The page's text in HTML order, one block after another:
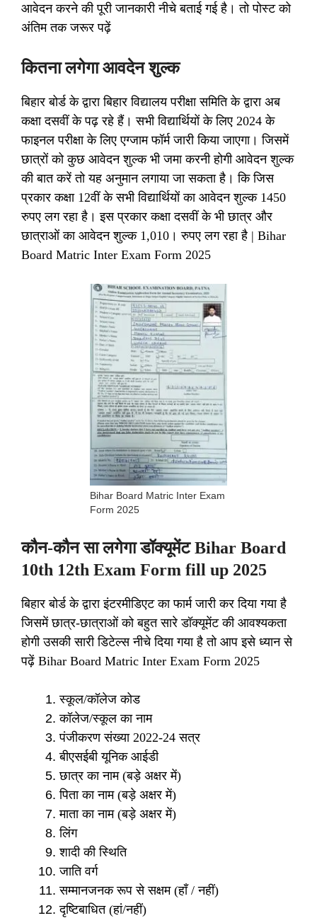
आवेदन करने की पूरी जानकारी नीचे बताई गई है। तो पोस्ट को
अंतिम तक जरूर पढ़ें
कितना लगेगा आवदेन शुल्क
बिहार बोर्ड के द्वारा बिहार विद्यालय परीक्षा समिति के द्वारा अब
कक्षा दसवीं के पढ़ रहे हैं। सभी विद्यार्थियों के लिए 2024 के
फाइनल परीक्षा के लिए एग्जाम फॉर्म जारी किया जाएगा। जिसमें
छात्रों को कुछ आवेदन शुल्क भी जमा करनी होगी आवेदन शुल्क
की बात करें तो यह अनुमान लगाया जा सकता है। कि जिस
प्रकार कक्षा 12वीं के सभी विद्यार्थियों का आवेदन शुल्क 1450
रुपए लग रहा है। इस प्रकार कक्षा दसवीं के भी छात्र और
छात्राओं का आवेदन शुल्क 1,010। रुपए लग रहा है | Bihar
Board Matric Inter Exam Form 2025
Bihar Board Matric Inter Exam
Form 2025
कौन-कौन सा लगेगा डॉक्यूमेंट Bihar Board
10th 12th Exam Form fill up 2025
बिहार बोर्ड के द्वारा इंटरमीडिएट का फार्म जारी कर दिया गया है
जिसमें छात्र-छात्राओं को बहुत सारे डॉक्यूमेंट की आवश्यकता
होगी उसकी सारी डिटेल्स नीचे दिया गया है तो आप इसे ध्यान से
पढ़ें Bihar Board Matric Inter Exam Form 2025
स्कूल/कॉलेज कोड
कॉलेज/स्कूल का नाम
पंजीकरण संख्या 2022-24 सत्र
बीएसईबी यूनिक आईडी
छात्र का नाम (बड़े अक्षर में)
पिता का नाम (बड़े अक्षर में)
माता का नाम (बड़े अक्षर में)
लिंग
शादी की स्थिति
जाति वर्ग
सम्मानजनक रूप से सक्षम (हाँ / नहीं)
दृष्टिबाधित (हां/नहीं)